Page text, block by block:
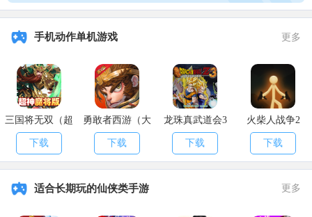
手机动作单机游戏 更多
三国将无双（超
神魔将版）
下载
勇敢者西游（大
乱斗）
下载
龙珠真武道会3
下载
火柴人战争2
下载
适合长期玩的仙侠类手游 更多